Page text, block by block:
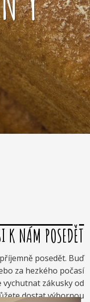
K NÁM POSEDĚT
posedět. Buď
za hezkého počasí
zákusky od
dostat výbornou